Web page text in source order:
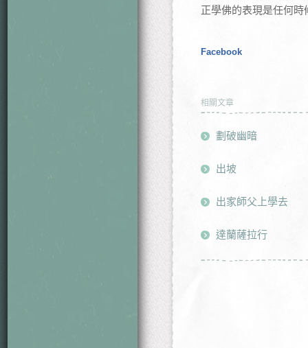
正學佛的表現是任何
Facebook
相關文章
劃破幽暗
出坡
出家師父上學去
達蘭薩拉行